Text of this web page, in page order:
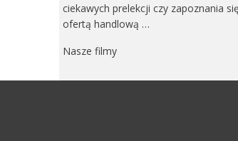
ciekawych prelekcji czy zapoznania
ofertą handlową …
Nasze filmy